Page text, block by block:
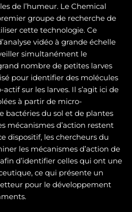
de l’humeur. Le Chemical
groupe de recherche de
cette technologie. Ce
vidéo à grande échelle
simultanément le
nombre de petites larves
pour identifier des molécules
sur les larves. Il s’agit ici de
à partir de micro-
bactéries du sol et de plantes
mécanismes d’action restent
dispositif, les chercheurs du
les mécanismes d’action de
d’identifier celles qui ont une
ce qui présente un
pour le développement